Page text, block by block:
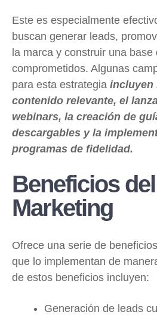
Este es especialmente
buscan generar leads,
la marca y construir una base
comprometidos. Algunas
para esta estrategia incluyen
contenido relevante, el
webinars, la creación de
descargables y la
programas de fidelidad.
Beneficios
Marketing
Ofrece una serie de
que lo implementan de
de estos beneficios incluyen:
Generación de leads